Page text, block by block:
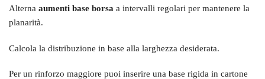
Alterna aumenti base borsa a intervalli regolari per mantenere la
planarità.
Calcola la distribuzione in base alla larghezza desiderata.
Per un rinforzo maggiore puoi inserire una base rigida in cartone